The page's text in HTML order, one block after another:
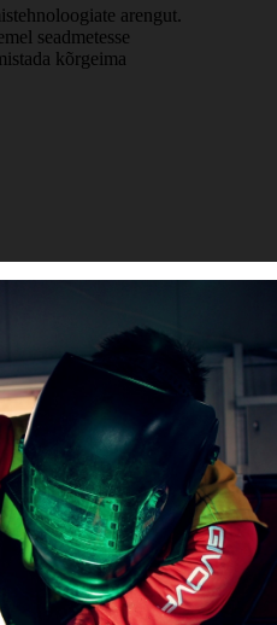
arengut.
seadmetesse
kõrgeima